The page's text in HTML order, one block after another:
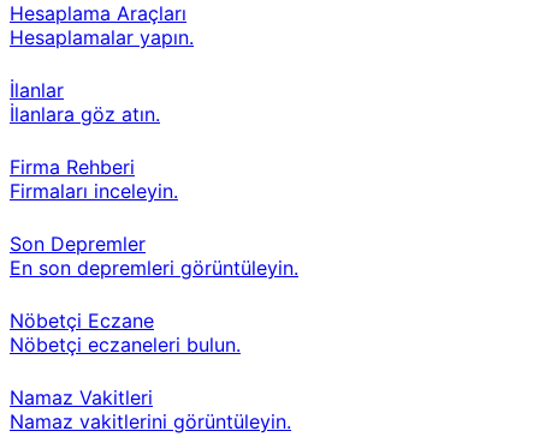
Hesaplama Araçları
Hesaplamalar yapın.
İlanlar
İlanlara göz atın.
Firma Rehberi
Firmaları inceleyin.
Son Depremler
En son depremleri görüntüleyin.
Nöbetçi Eczane
Nöbetçi eczaneleri bulun.
Namaz Vakitleri
Namaz vakitlerini görüntüleyin.